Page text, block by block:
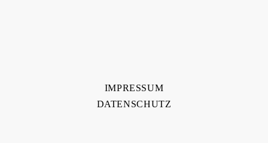
IMPRESSUM
DATENSCHUTZ